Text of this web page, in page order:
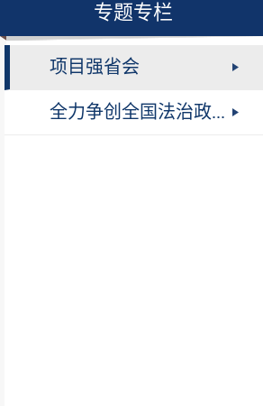
专题专栏
项目强省会
全力争创全国法治政...